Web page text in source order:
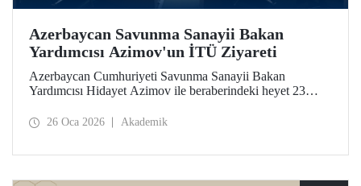
Azerbaycan Savunma Sanayii Bakan
Yardımcısı Azimov'un İTÜ Ziyareti
Azerbaycan Cumhuriyeti Savunma Sanayii Bakan
Yardımcısı Hidayet Azimov ile beraberindeki heyet 23
ziyarette bulundu.
26 Oca 2026 Akademik